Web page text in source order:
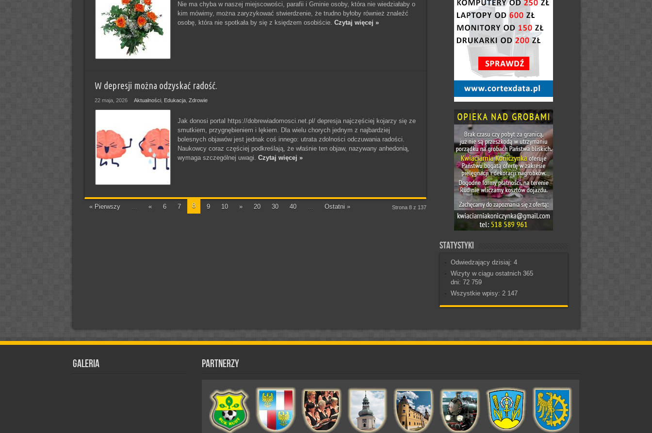
Nie ma chyba w naszej miejscowości, parafii i Gminie osoby, która nie wiedziałaby o
kim mówimy, można zaryzykować stwierdzenie, że trudno byłoby również znaleźć
osobę, która nie spotkała by się z księdzem osobiście. Czytaj więcej »
W depresji można odzyskać radość.
22 maja, 2026 Aktualności, Edukacja, Zdrowie
Jak donosi portal https://dobrewiadomosci.net.pl/ depresja najczęściej kojarzy się ze
smutkiem, przygnębieniem i lękiem. Dla wielu chorych jednym z najbardziej
bolesnych objawów jest jednak coś innego: utrata zdolności odczuwania radości.
Naukowcy coraz częściej podkreślają, że właśnie ten objaw, nazywany anhedonią,
wymaga szczególnej uwagi. Czytaj więcej »
Strona 8 z 137
« Pierwszy ... « 6 7 8 9 10 » 20 30 40 ... Ostatni »
Statystyki
Odwiedzający dzisiaj: 4
Wizyty w ciągu ostatnich 365
dni: 72 759
Wszystkie wpisy: 2 147
Galeria Partnerzy